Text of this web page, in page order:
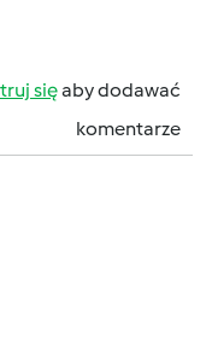
sięaby dodawać
komentarze